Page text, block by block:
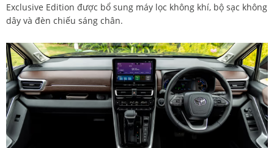
Exclusive Edition được bổ sung máy lọc không khí, bộ sạc không
dây và đèn chiếu sáng chân.